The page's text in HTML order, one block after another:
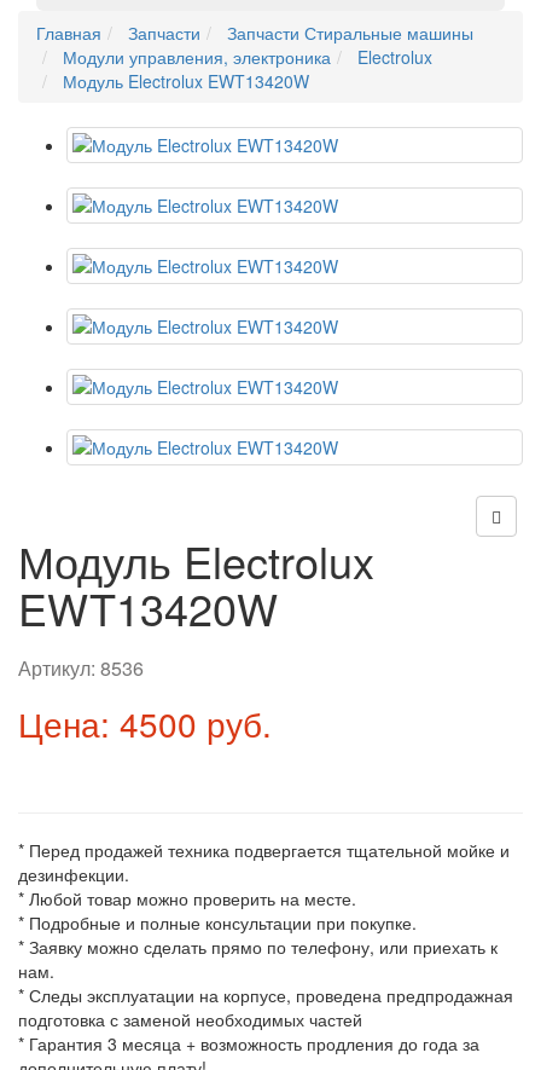
Главная Запчасти
Запчасти Стиральные машины
Модули управления, электроника
Electrolux
Модуль Electrolux EWT13420W
Модуль Electrolux
EWT13420W
Артикул: 8536
Цена: 4500 руб.
* Перед продажей техника подвергается тщательной мойке и
дезинфекции.
* Любой товар можно проверить на месте.
* Подробные и полные консультации при покупке.
* Заявку можно сделать прямо по телефону, или приехать к
нам.
* Следы эксплуатации на корпусе, проведена предпродажная
подготовка с заменой необходимых частей
* Гарантия 3 месяца + возможность продления до года за